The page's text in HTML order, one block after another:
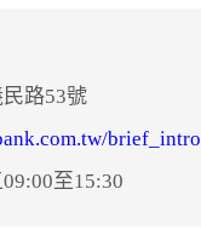
路53號
至15:30